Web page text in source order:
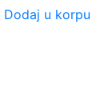
Dodaj u korpu